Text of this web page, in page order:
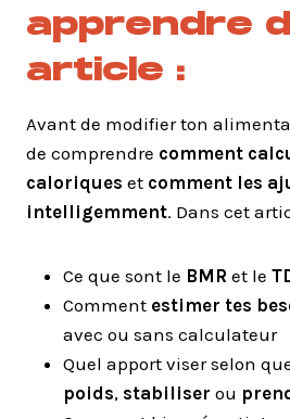
apprendre
article :
Avant de modifier ton
de comprendre comment
caloriques et comment les
intelligemment. Dans cet
Ce que sont le BMR et le
Comment estimer tes
avec ou sans calculateur
Quel apport viser selon
poids, stabiliser ou